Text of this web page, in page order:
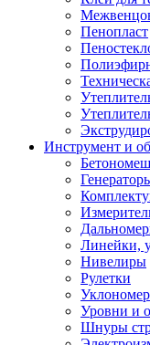
Пенопласт
Инструмент и
Линейки,
Нивелиры
Рулетки
Уровни и
Шнуры